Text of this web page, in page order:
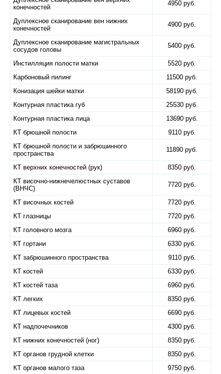
конечностей
4950 руб.
Дуплексное сканирование вен нижних
конечностей
4900 руб.
Дуплексное сканирование магистральных
сосудов головы
5400 руб.
Инстилляция полости матки
5520 руб.
Карбоновый пилинг
11500 руб.
Конизация шейки матки
58190 руб.
Контурная пластика губ
25530 руб.
Контурная пластика лица
13690 руб.
КТ брюшной полости
9110 руб.
КТ брюшной полости и забрюшинного
пространства
11890 руб.
КТ верхних конечностей (рук)
8350 руб.
КТ височно-нижнечелюстных суставов
(ВНЧС)
7720 руб.
КТ височных костей
7720 руб.
КТ глазницы
7720 руб.
КТ головного мозга
6960 руб.
КТ гортани
6330 руб.
КТ забрюшинного пространства
9110 руб.
КТ костей
6330 руб.
КТ костей таза
6960 руб.
КТ легких
8350 руб.
КТ лицевых костей
6690 руб.
КТ надпочечников
4300 руб.
КТ нижних конечностей (ног)
8350 руб.
КТ органов грудной клетки
8350 руб.
КТ органов малого таза
9750 руб.